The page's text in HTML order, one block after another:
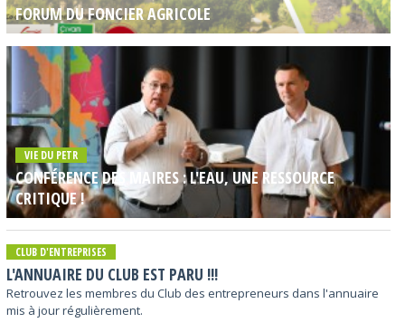
FORUM DU FONCIER AGRICOLE
VIE DU PETR
CONFÉRENCE DES MAIRES : L'EAU, UNE RESSOURCE
CRITIQUE !
CLUB D'ENTREPRISES
L'ANNUAIRE DU CLUB EST PARU !!!
Retrouvez les membres du Club des entrepreneurs dans l'annuaire
mis à jour régulièrement.